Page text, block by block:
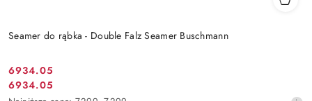
Seamer do rąbka - Double Falz Seamer Buschmann
Cena
promocyjna:
6934.05
Cena
6934.05